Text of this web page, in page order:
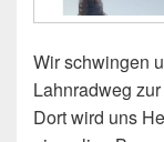
Wir schwingen
Lahnradweg
Dort wird uns